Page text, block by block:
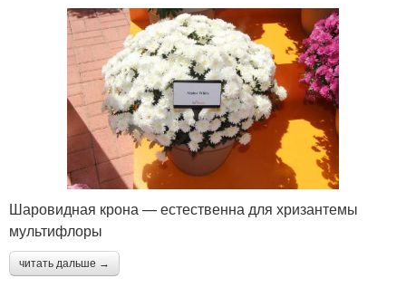
Шаровидная крона — естественна для хризантемы
мультифлоры
читать дальше →